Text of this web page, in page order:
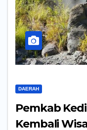
DAERAH
Pemkab
Kembali